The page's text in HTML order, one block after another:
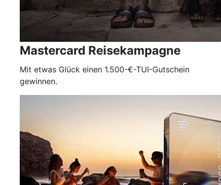
Mastercard Reisekampagne
Mit etwas Glück einen 1.500-€-TUI-Gutschein
gewinnen.